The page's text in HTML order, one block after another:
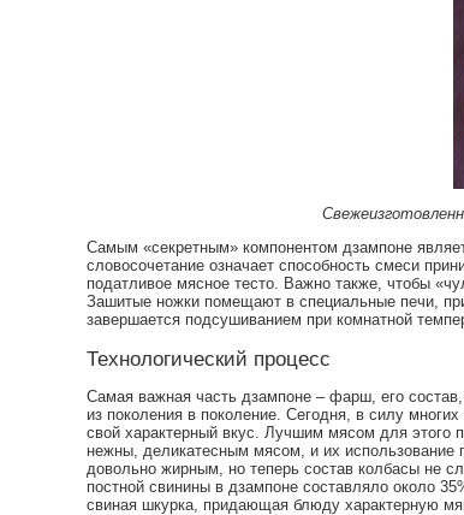
Самым «секретным» компонентом дзампоне
словосочетание означает способность смеси
податливое мясное тесто. Важно также, чтобы
Зашитые ножки помещают в специальные печи,
завершается подсушиванием при комнатной
Технологический процесс
Самая важная часть дзампоне – фарш, его
из поколения в поколение. Сегодня, в силу
свой характерный вкус. Лучшим мясом для этого
нежны, деликатесным мясом, и их использование
довольно жирным, но теперь состав колбасы не
постной свинины в дзампоне составляло около
свиная шкурка, придающая блюду характерную